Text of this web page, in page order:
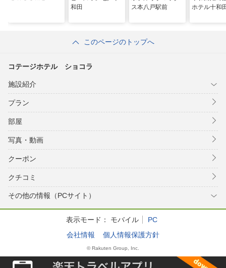
和田
ス本八戸駅前
ホテル十和
このページのトップへ
コテージホテル ショコラ
施設紹介
プラン
部屋
写真・動画
クーポン
クチコミ
その他の情報（PCサイト）
表示モード： モバイル
PC
会社情報
個人情報保護方針
© Rakuten Group, Inc.